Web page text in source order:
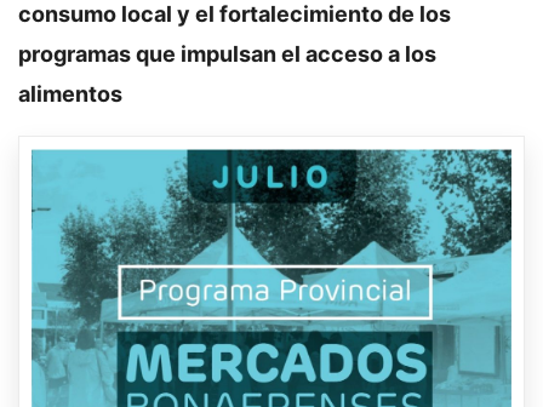
consumo local y el fortalecimiento de los
programas que impulsan el acceso a los
alimentos